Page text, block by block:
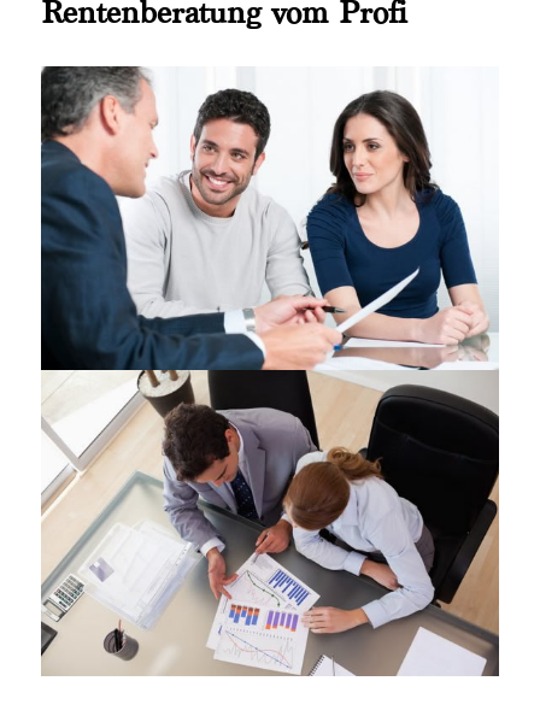
Rentenberatung vom Profi